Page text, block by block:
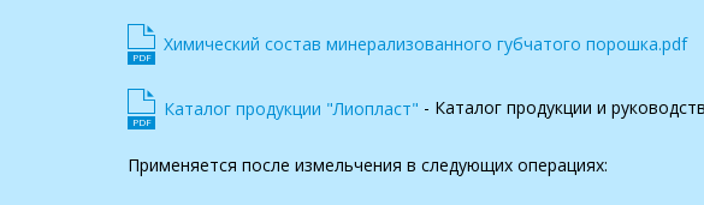
Химический состав минерализованного губчатого порошка.pdf
Каталог продукции "Лиопласт" - Каталог продукции и
Применяется после измельчения в следующих операциях: